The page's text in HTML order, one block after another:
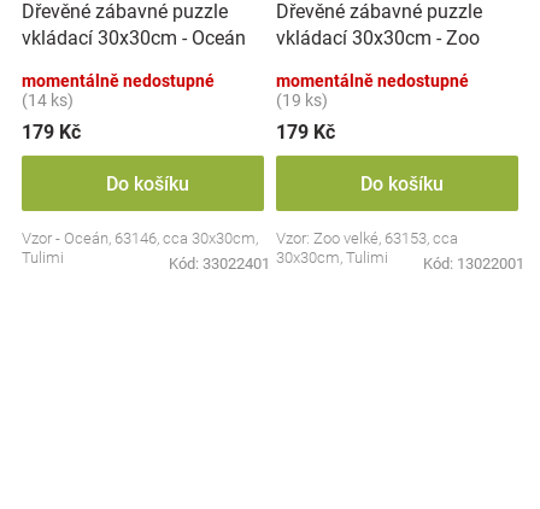
Dřevěné zábavné puzzle
vkládací 30x30cm - Oceán
momentálně nedostupné
(14 ks)
179 Kč
Do košíku
Vzor - Oceán, 63146, cca 30x30cm,
Tulimi
Kód: 33022401
Dřevěné zábavné puzzle
vkládací 30x30cm - Zoo
momentálně nedostupné
(19 ks)
179 Kč
Do košíku
Vzor: Zoo velké, 63153, cca
30x30cm, Tulimi
Kód: 13022001